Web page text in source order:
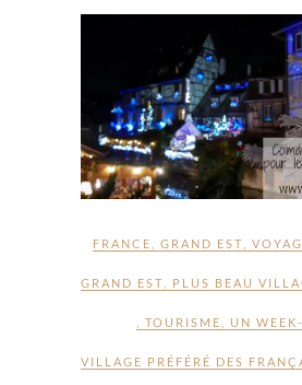
FRANCE GRAND EST
GRAND EST PLUS BEAU
TOURISME UN
VILLAGE PRÉFÉRÉ DES